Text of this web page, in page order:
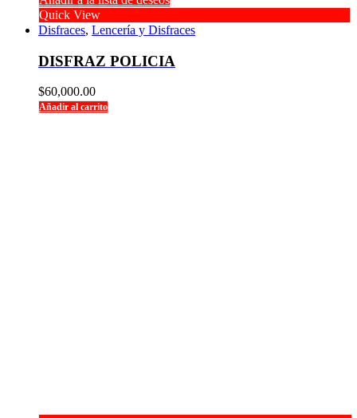
Quick View
Disfraces, Lencería y Disfraces
DISFRAZ POLICIA
$60,000.00
Añadir al carrito